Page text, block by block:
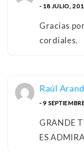
- 18 JULIO,
Gracias
cordiales.
Raúl
- 9
GRANDE
ES